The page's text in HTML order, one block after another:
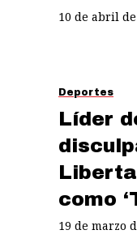
10 de abril de
Deportes
Líder
como
19 de marzo